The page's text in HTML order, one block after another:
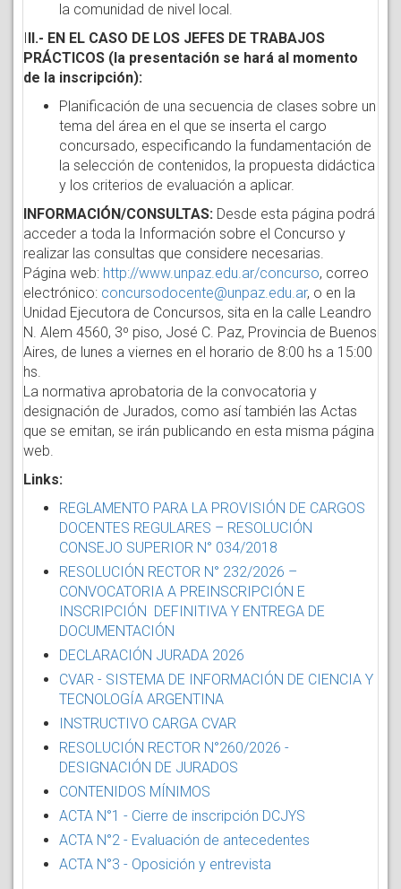
la comunidad de nivel local.
II.- EN EL CASO DE LOS JEFES DE TRABAJOS
PRÁCTICOS (la presentación se hará al momento
de la inscripción):
Planificación de una secuencia de clases sobre un
tema del área en el que se inserta el cargo
concursado, especificando la fundamentación de
la selección de contenidos, la propuesta didáctica
y los criterios de evaluación a aplicar.
INFORMACIÓN/CONSULTAS: Desde esta página podrá
acceder a toda la Información sobre el Concurso y
realizar las consultas que considere necesarias.
Página web: http://www.unpaz.edu.ar/concurso, correo
electrónico: concursodocente@unpaz.edu.ar, o en la
Unidad Ejecutora de Concursos, sita en la calle Leandro
N. Alem 4560, 3º piso, José C. Paz, Provincia de Buenos
Aires, de lunes a viernes en el horario de 8:00 hs a 15:00
hs.
La normativa aprobatoria de la convocatoria y
designación de Jurados, como así también las Actas
que se emitan, se irán publicando en esta misma página
web.
Links:
REGLAMENTO PARA LA PROVISIÓN DE CARGOS
DOCENTES REGULARES – RESOLUCIÓN
CONSEJO SUPERIOR N° 034/2018
RESOLUCIÓN RECTOR N° 232/2026 –
CONVOCATORIA A PREINSCRIPCIÓN E
INSCRIPCIÓN DEFINITIVA Y ENTREGA DE
DOCUMENTACIÓN
DECLARACIÓN JURADA 2026
CVAR - SISTEMA DE INFORMACIÓN DE CIENCIA Y
TECNOLOGÍA ARGENTINA
INSTRUCTIVO CARGA CVAR
RESOLUCIÓN RECTOR N°260/2026 -
DESIGNACIÓN DE JURADOS
CONTENIDOS MÍNIMOS
ACTA N°1 - Cierre de inscripción DCJYS
ACTA N°2 - Evaluación de antecedentes
ACTA N°3 - Oposición y entrevista